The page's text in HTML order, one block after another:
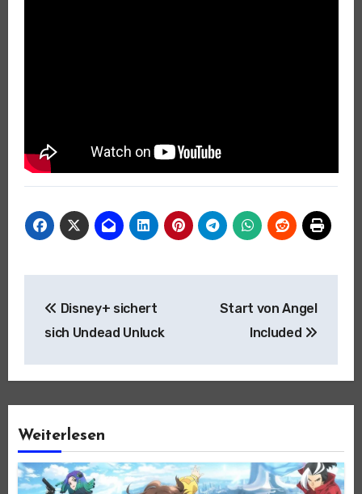
Disney+ sichert
sich Undead Unluck
Start von Angel
Included
Weiterlesen